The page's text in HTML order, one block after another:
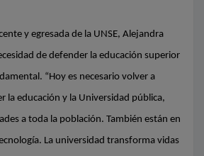
y egresada de la UNSE, Alejandra
de defender la educación superior
“Hoy es necesario volver a
la educación y la Universidad pública,
a toda la población. También están en
La universidad transforma vidas